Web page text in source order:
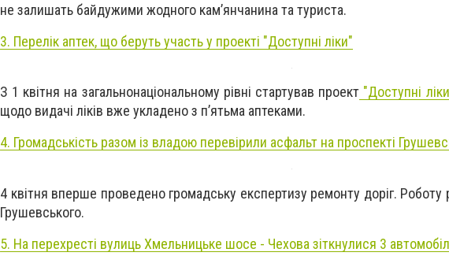
не залишать байдужими жодного кам’янчанина та туриста.
3. Перелік аптек, що беруть участь у проекті "Доступні ліки"
З 1 квітня на загальнонаціональному рівні стартував проект "Доступні
щодо видачі ліків вже укладено з п’ятьма аптеками.
4. Громадськість разом із владою перевірили асфальт на проспекті
4 квітня вперше проведено громадську експертизу ремонту доріг. Роботу
Грушевського.
5. На перехресті вулиць Хмельницьке шосе - Чехова зіткнулися 3